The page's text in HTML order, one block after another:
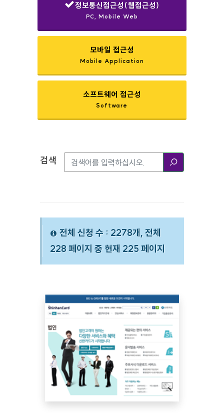
정보통신접근성(웹접근성)
PC, Mobile Web
모바일 접근성
Mobile Application
소프트웨어 접근성
Software
검색옵션
검색
전체 신청 수 : 2278개, 전체
228 페이지 중 현재 225 페이지